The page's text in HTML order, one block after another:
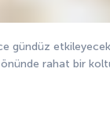
gündüz
rahat bir